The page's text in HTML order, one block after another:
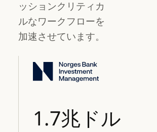
ッションクリティカ
ルなワークフローを
加速させています。
1.7兆ドル